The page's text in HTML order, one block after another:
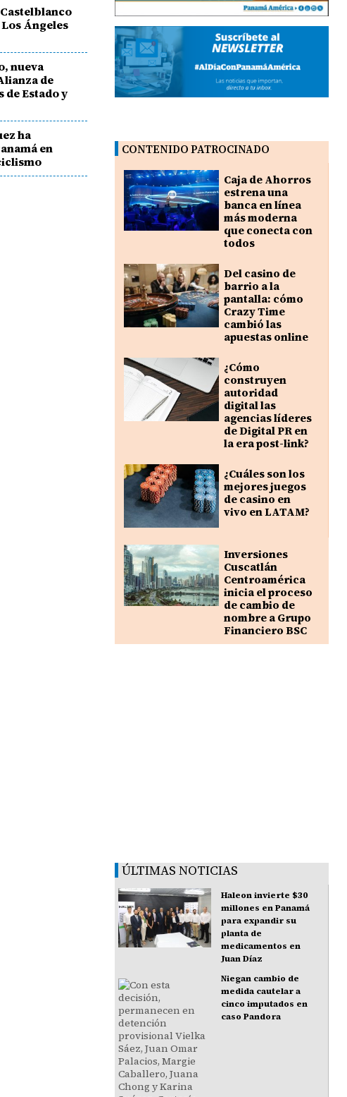
Ángeles
nueva
de
de Estado y
ha
en
CONTENIDO PATROCINADO
Caja de Ahorros
estrena una
banca en línea
más moderna
que conecta con
todos
Del casino de
barrio a la
pantalla: cómo
Crazy Time
cambió las
apuestas online
¿Cómo
construyen
autoridad
digital las
agencias líderes
de Digital PR en
la era post-link?
¿Cuáles son los
mejores juegos
de casino en
vivo en LATAM?
Inversiones
Cuscatlán
Centroamérica
inicia el proceso
de cambio de
nombre a Grupo
Financiero BSC
ÚLTIMAS NOTICIAS
Haleon invierte $30
millones en Panamá
para expandir su
planta de
medicamentos en
Juan Díaz
Niegan cambio de
medida cautelar a
cinco imputados en
caso Pandora